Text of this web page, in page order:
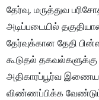
தேர்வு, மருத்துவ
அடிப்படையில்
தேர்வுக்கான தேதி
கூடுதல்
அதிகாரப்பூர்வ
விண்ணப்பிக்க